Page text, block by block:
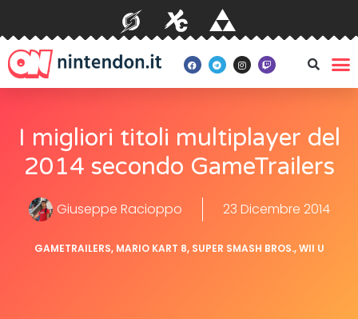
I migliori titoli multiplayer del
2014 secondo GameTrailers
Giuseppe Racioppo 23 Dicembre 2014
GAMETRAILERS, MARIO KART 8, SUPER SMASH BROS.,WII U